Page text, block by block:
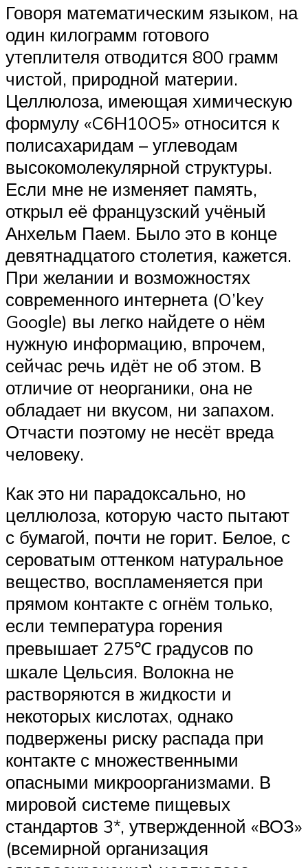
Говоря математическим языком, на
один килограмм готового
утеплителя отводится 800 грамм
чистой, природной материи.
Целлюлоза, имеющая химическую
формулу «C6H10O5» относится к
полисахаридам – углеводам
высокомолекулярной структуры.
Если мне не изменяет память,
открыл её французский учёный
Анхельм Паем. Было это в конце
девятнадцатого столетия, кажется.
При желании и возможностях
современного интернета (O’key
Google) вы легко найдете о нём
нужную информацию, впрочем,
сейчас речь идёт не об этом. В
отличие от неорганики, она не
обладает ни вкусом, ни запахом.
Отчасти поэтому не несёт вреда
человеку.
Как это ни парадоксально, но
целлюлоза, которую часто пытают
с бумагой, почти не горит. Белое, с
сероватым оттенком натуральное
вещество, воспламеняется при
прямом контакте с огнём только,
если температура горения
превышает 275℃ градусов по
шкале Цельсия. Волокна не
растворяются в жидкости и
некоторых кислотах, однако
подвержены риску распада при
контакте с множественными
опасными микроорганизмами. В
мировой системе пищевых
стандартов 3*, утвержденной «ВОЗ»
(всемирной организация